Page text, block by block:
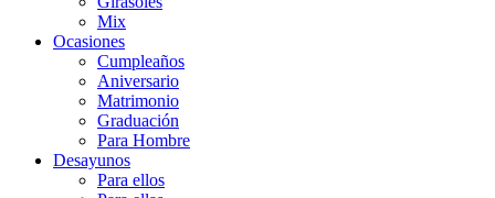
Mix
Ocasiones
Cumpleaños
Aniversario
Matrimonio
Graduación
Para Hombre
Desayunos
Para ellos